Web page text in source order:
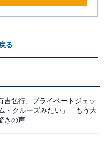
る
吉弘行、プライベートジェッ
・クルーズみたい」「もう大
きの声